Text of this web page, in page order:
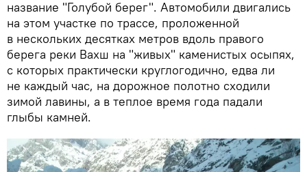
название "Голубой берег". Автомобили двигались
на этом участке по трассе, проложенной
в нескольких десятках метров вдоль правого
берега реки Вахш на "живых" каменистых осыпях,
с которых практически круглогодично, едва ли
не каждый час, на дорожное полотно сходили
зимой лавины, а в теплое время года падали
глыбы камней.